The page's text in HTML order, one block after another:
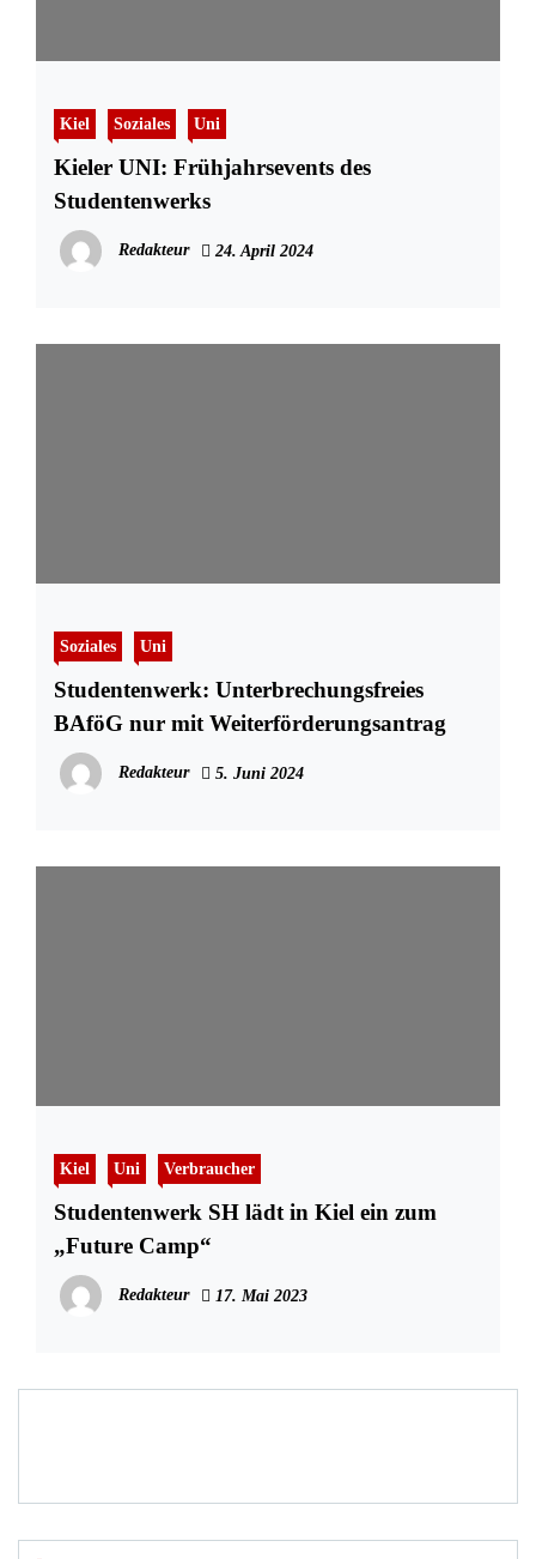
Kiel Soziales Uni
Kieler UNI: Frühjahrsevents des
Studentenwerks
Redakteur 24. April 2024
Soziales Uni
Studentenwerk: Unterbrechungsfreies
BAföG nur mit Weiterförderungsantrag
Redakteur 5. Juni 2024
Kiel Uni Verbraucher
Studentenwerk SH lädt in Kiel ein zum
„Future Camp“
Redakteur 17. Mai 2023